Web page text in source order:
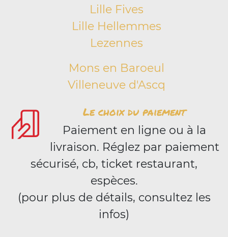
Lille Fives
Lille Hellemmes
Lezennes
Mons en Baroeul
Villeneuve d'Ascq
Le choix du paiement
Paiement en ligne ou à la
livraison. Réglez par paiement
sécurisé, cb, ticket restaurant,
espèces.
(pour plus de détails, consultez les
infos)